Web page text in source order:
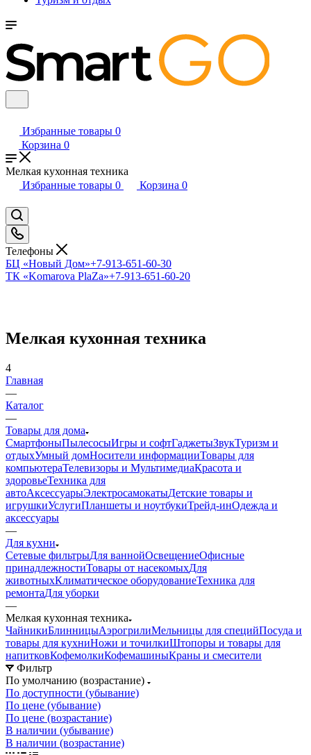
Избранные товары 0
Корзина 0
Мелкая кухонная техника
Избранные товары 0 Корзина 0
Телефоны
БЦ «Новый Дом»+7-913-651-60-30
ТК «Komarova PlaZa»+7-913-651-60-20
Мелкая кухонная техника
4
Главная
—
Каталог
—
Товары для дома
СмартфоныПылесосыИгры и софтГаджетыЗвукТуризм и
отдыхУмный домНосители информацииТовары для
компьютераТелевизоры и МультимедиаКрасота и
здоровьеТехника для
автоАксессуарыЭлектросамокатыДетские товары и
игрушкиУслугиПланшеты и ноутбукиТрейд-инОдежда и
аксессуары
—
Для кухни
Сетевые фильтрыДля ваннойОсвещениеОфисные
принадлежностиТовары от насекомыхДля
животныхКлиматическое оборудованиеТехника для
ремонтаДля уборки
—
Мелкая кухонная техника
ЧайникиБлинницыАэрогрилиМельницы для специйПосуда и
товары для кухниНожи и точилкиШтопоры и товары для
напитковКофемолкиКофемашиныКраны и смесители
Фильтр
По умолчанию (возрастание)
По доступности (убывание)
По цене (убывание)
По цене (возрастание)
В наличии (убывание)
В наличии (возрастание)